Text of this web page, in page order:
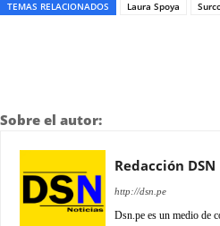
TEMAS RELACIONADOS Laura Spoya
Sobre el autor:
Redacción DSN
http://dsn.pe
Dsn.pe es un medio de